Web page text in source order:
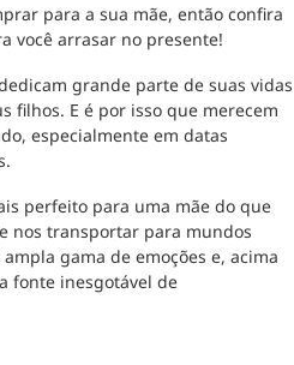
para a sua mãe, então confira
você arrasar no presente!
grande parte de suas vidas
filhos. E é por isso que merecem
especialmente em datas
perfeito para uma mãe do que
nos transportar para mundos
gama de emoções e, acima
fonte inesgotável de